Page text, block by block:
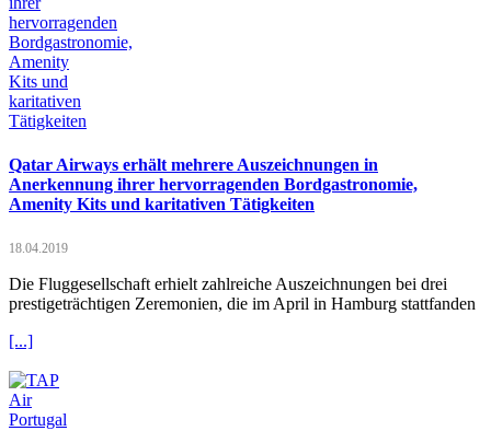
Qatar Airways erhält mehrere Auszeichnungen in
Anerkennung ihrer hervorragenden Bordgastronomie,
Amenity Kits und karitativen Tätigkeiten
18.04.2019
Die Fluggesellschaft erhielt zahlreiche Auszeichnungen bei drei
prestigeträchtigen Zeremonien, die im April in Hamburg stattfanden
[...]